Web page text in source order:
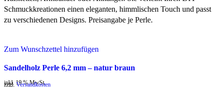
Schmuckkreationen einen eleganten, himmlischen Touch und passt
zu verschiedenen Designs. Preisangabe je Perle.
Zum Wunschzettel hinzufügen
Sandelholz Perle 6,2 mm – natur braun
inkl. 19 % MwSt.
zzgl. Versandkosten